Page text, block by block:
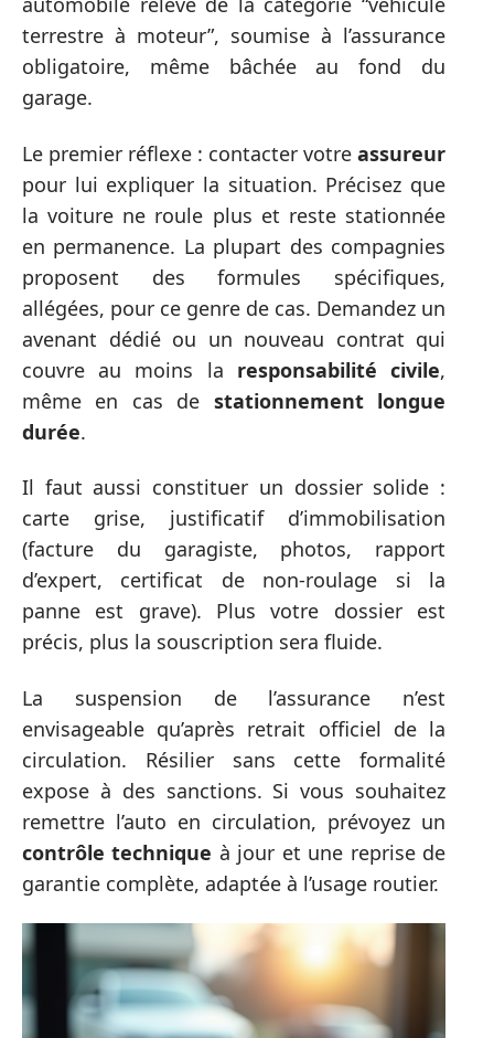
terrestre à moteur”, soumise à l’assurance
obligatoire, même bâchée au fond du
garage.
Le premier réflexe : contacter votre assureur
pour lui expliquer la situation. Précisez que
la voiture ne roule plus et reste stationnée
en permanence. La plupart des compagnies
proposent des formules spécifiques,
allégées, pour ce genre de cas. Demandez un
avenant dédié ou un nouveau contrat qui
couvre au moins la responsabilité civile,
même en cas de stationnement longue
durée.
Il faut aussi constituer un dossier solide :
carte grise, justificatif d’immobilisation
(facture du garagiste, photos, rapport
d’expert, certificat de non-roulage si la
panne est grave). Plus votre dossier est
précis, plus la souscription sera fluide.
La suspension de l’assurance n’est
envisageable qu’après retrait officiel de la
circulation. Résilier sans cette formalité
expose à des sanctions. Si vous souhaitez
remettre l’auto en circulation, prévoyez un
contrôle technique à jour et une reprise de
garantie complète, adaptée à l’usage routier.